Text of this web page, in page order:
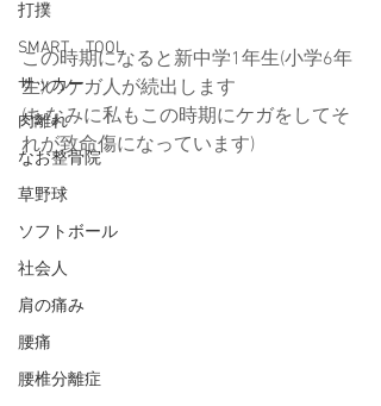
打撲
SMART TOOL
サッカー
肉離れ
なお整骨院
草野球
ソフトボール
社会人
肩の痛み
腰痛
腰椎分離症
この時期になると新中学1年生(小学6年
生)のケガ人が続出します
(ちなみに私もこの時期にケガをしてそ
れが致命傷になっています)